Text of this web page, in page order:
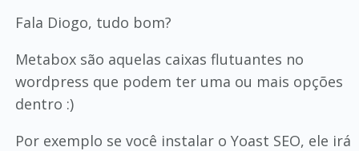
Fala Diogo, tudo bom?
Metabox são aquelas caixas flutuantes no
wordpress que podem ter uma ou mais opções
dentro :)
Por exemplo se você instalar o Yoast SEO, ele irá